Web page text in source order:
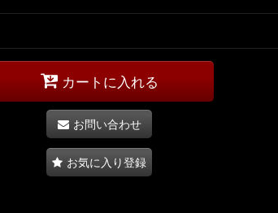
カートに入れる
お問い合わせ
お気に入り登録